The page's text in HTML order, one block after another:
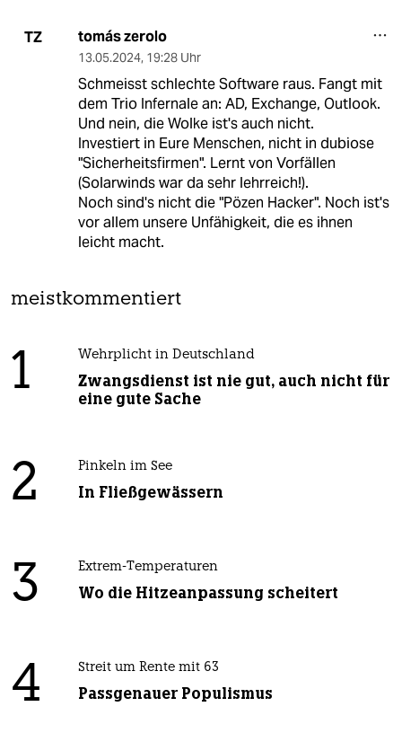
TZ tomás zerolo
13.05.2024, 19:28 Uhr
Schmeisst schlechte Software raus. Fangt mit
dem Trio Infernale an: AD, Exchange, Outlook.
Und nein, die Wolke ist's auch nicht.
Investiert in Eure Menschen, nicht in dubiose
"Sicherheitsfirmen". Lernt von Vorfällen
(Solarwinds war da sehr lehrreich!).
Noch sind's nicht die "Pözen Hacker". Noch ist's
vor allem unsere Unfähigkeit, die es ihnen
leicht macht.
meistkommentiert
1 Wehrplicht in Deutschland
Zwangsdienst ist nie gut, auch nicht für
eine gute Sache
2 Pinkeln im See
In Fließgewässern
3 Extrem-Temperaturen
Wo die Hitzeanpassung scheitert
4 Streit um Rente mit 63
Passgenauer Populismus